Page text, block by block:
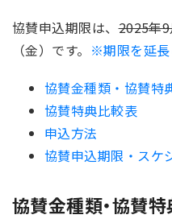
協賛申込期限は、2025年
（金）です。 ※期限を延
協賛金種類・協賛特
協賛特典比較表
申込方法
協賛申込期限・スケ
協賛金種類・協賛特